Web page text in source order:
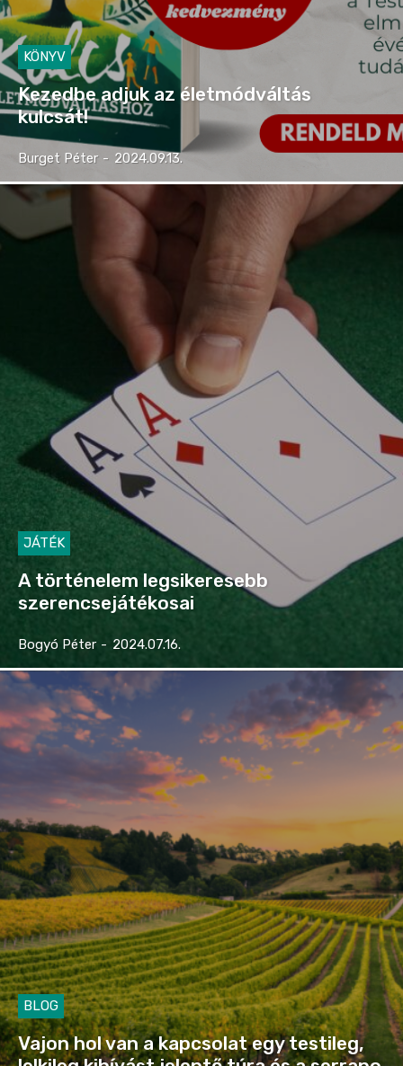
KÖNYV
Kezedbe adjuk az életmódváltás
kulcsát!
Burget Péter - 2024.09.13.
JÁTÉK
A történelem legsikeresebb
szerencsejátékosai
Bogyó Péter - 2024.07.16.
BLOG
Vajon hol van a kapcsolat egy testileg,